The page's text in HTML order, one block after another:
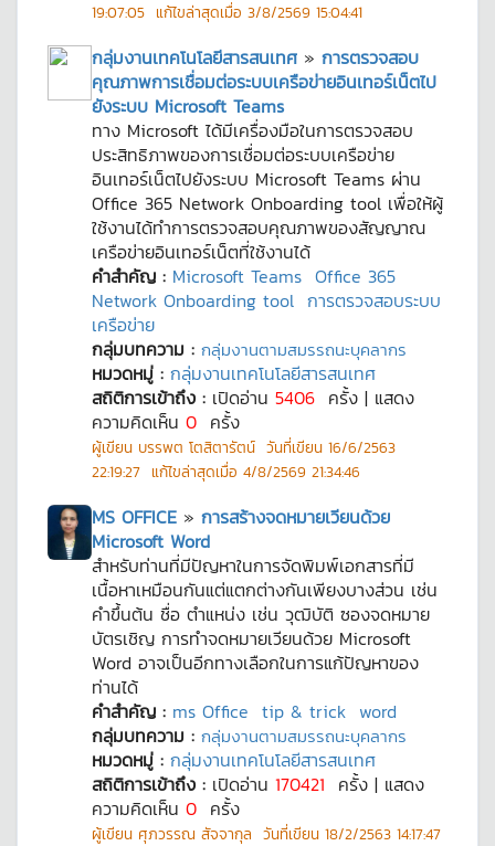
19:07:05 แก้ไขล่าสุดเมื่อ 3/8/2569 15:04:41
กลุ่มงานเทคโนโลยีสารสนเทศ » การตรวจสอบ
คุณภาพการเชื่อมต่อระบบเครือข่ายอินเทอร์เน็ตไป
ยังระบบ Microsoft Teams
ทาง Microsoft ได้มีเครื่องมือในการตรวจสอบ
ประสิทธิภาพของการเชื่อมต่อระบบเครือข่าย
อินเทอร์เน็ตไปยังระบบ Microsoft Teams ผ่าน
Office 365 Network Onboarding tool เพื่อให้ผู้
ใช้งานได้ทำการตรวจสอบคุณภาพของสัญญาณ
เครือข่ายอินเทอร์เน็ตที่ใช้งานได้
คำสำคัญ : Microsoft Teams Office 365
Network Onboarding tool การตรวจสอบระบบ
เครือข่าย
กลุ่มบทความ : กลุ่มงานตามสมรรถนะบุคลากร
หมวดหมู่ : กลุ่มงานเทคโนโลยีสารสนเทศ
สถิติการเข้าถึง : เปิดอ่าน 5406 ครั้ง | แสดง
ความคิดเห็น 0 ครั้ง
ผู้เขียน บรรพต โตสิตารัตน์ วันที่เขียน 16/6/2563
22:19:27 แก้ไขล่าสุดเมื่อ 4/8/2569 21:34:46
MS OFFICE » การสร้างจดหมายเวียนด้วย
Microsoft Word
สำหรับท่านที่มีปัญหาในการจัดพิมพ์เอกสารที่มี
เนื้อหาเหมือนกันแต่แตกต่างกันเพียงบางส่วน เช่น
คำขึ้นต้น ชื่อ ตำแหน่ง เช่น วุฒิบัติ ซองจดหมาย
บัตรเชิญ การทำจดหมายเวียนด้วย Microsoft
Word อาจเป็นอีกทางเลือกในการแก้ปัญหาของ
ท่านได้
คำสำคัญ : ms Office tip & trick word
กลุ่มบทความ : กลุ่มงานตามสมรรถนะบุคลากร
หมวดหมู่ : กลุ่มงานเทคโนโลยีสารสนเทศ
สถิติการเข้าถึง : เปิดอ่าน 170421 ครั้ง | แสดง
ความคิดเห็น 0 ครั้ง
ผู้เขียน ศุภวรรณ สัจจากุล วันที่เขียน 18/2/2563 14:17:47